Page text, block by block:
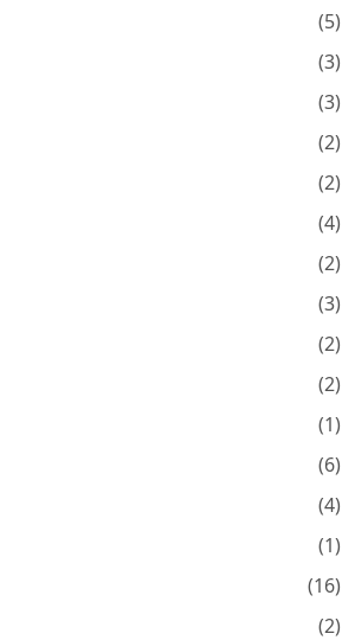
(5)
(3)
(3)
(2)
(2)
(4)
(2)
(3)
(2)
(2)
(1)
(6)
(4)
(1)
(16)
(2)